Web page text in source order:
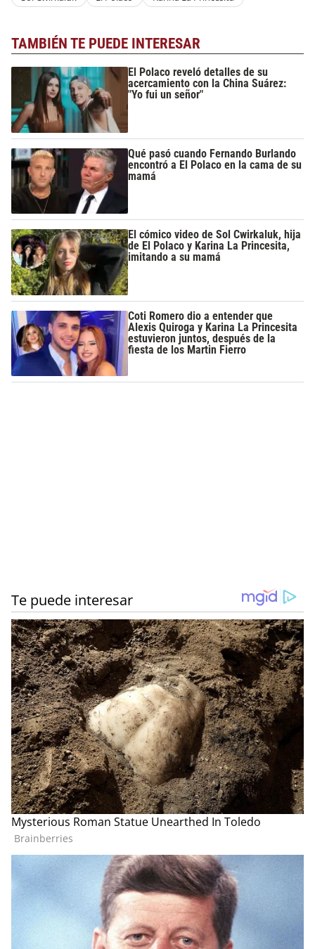
TAMBIÉN TE PUEDE INTERESAR
El Polaco reveló detalles de su
acercamiento con la China Suárez:
"Yo fui un señor"
Qué pasó cuando Fernando Burlando
encontró a El Polaco en la cama de su
mamá
El cómico video de Sol Cwirkaluk, hija
de El Polaco y Karina La Princesita,
imitando a su mamá
Coti Romero dio a entender que
Alexis Quiroga y Karina La Princesita
estuvieron juntos, después de la
fiesta de los Martin Fierro